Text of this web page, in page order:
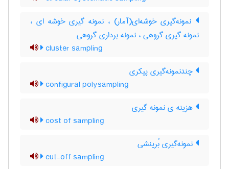
نمونه‌گیری خوشه‌ای(آمار) ، نمونه گیری خوشه ای ،
نمونه گیری گروهی ، نمونه برداری گروهی
cluster sampling
چندنمونه‌گیری پیکری
configural polysampling
هزینه ی نمونه گیری
cost of sampling
نمونه‌گیری بُرینشی
cut-off sampling